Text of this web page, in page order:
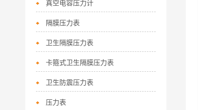
真空电容压力计
隔膜压力表
卫生隔膜压力表
卡箍式卫生隔膜压力表
卫生防震压力表
压力表